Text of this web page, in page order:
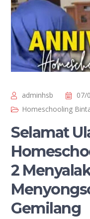
adminhsb 07/
Homeschooling
Selamat
2
Gemilang